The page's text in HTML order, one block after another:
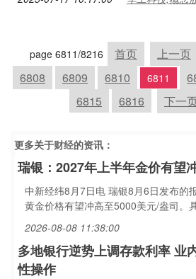
page 6811/8216 首页 上一页
6808
6809 6810 6811
6815
6816 下一
更多关于财经的资讯：
瑞银：2027年上半年金价有望
中新经纬8月7日电 瑞银8月6日发布的
黄金价格有望冲高至5000美元/盎司。
2026-08-08 11:38:00
多地银行逆势上调存款利率 业
性操作